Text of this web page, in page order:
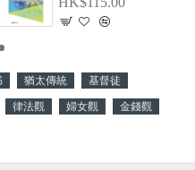
猶太傳統 基督徒
律法觀 婦女觀
金錢觀